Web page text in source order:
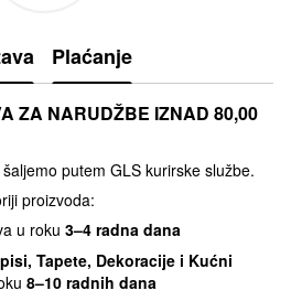
Plaćanje
ZA NARUDŽBE IZNAD 80,00
putem GLS kurirske službe.
proizvoda:
u roku 3–4 radna dana
Tapete, Dekoracije i Kućni
8–10 radnih dana